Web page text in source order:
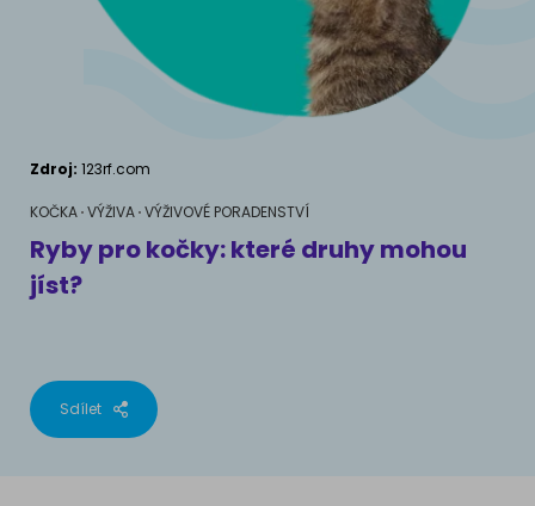
Pamlsky a doplňky stravy
Chování
Školení
MÁM PSA
Život se psem
Výživové poradenství
Pamlsky a doplňky stravy
MÁM KOČKU
Jak rozumět kočce
Život s kočkou
Školení
Příslušenství pro kočky
AKVARIJNÍ RYBY
Zdroj: 123rf.com
KOČKA VÝŽIVA VÝŽIVOVÉ PORADENSTVÍ
Ryby pro kočky: které druhy mohou
jíst?
Sdílet